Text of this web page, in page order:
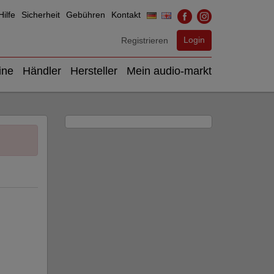
Sicherheit Gebühren Kontakt
Registrieren Login
Händler Hersteller Mein audio-markt